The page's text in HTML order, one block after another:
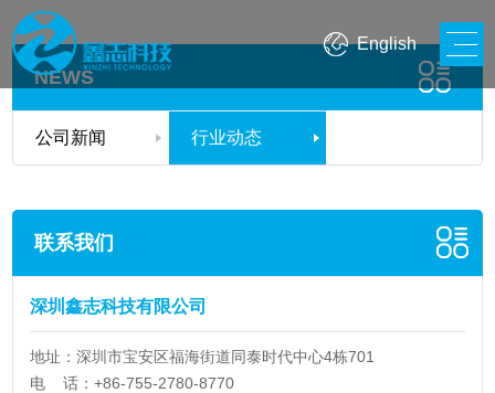
English
NEWS
公司新闻 行业动态
联系我们
深圳鑫志科技有限公司
地址：深圳市宝安区福海街道同泰时代中心4栋701
电 话：+86-755-2780-8770